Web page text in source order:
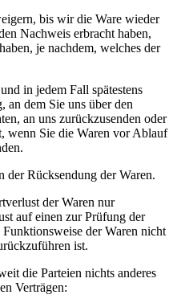
bis wir die Ware wieder
Nachweis erbracht haben,
je nachdem, welches der
in jedem Fall spätestens
an dem Sie uns über den
an uns zurückzusenden oder
wenn Sie die Waren vor Ablauf
der Rücksendung der Waren.
der Waren nur
auf einen zur Prüfung der
der Waren nicht
ist.
die Parteien nichts anderes
Verträgen: